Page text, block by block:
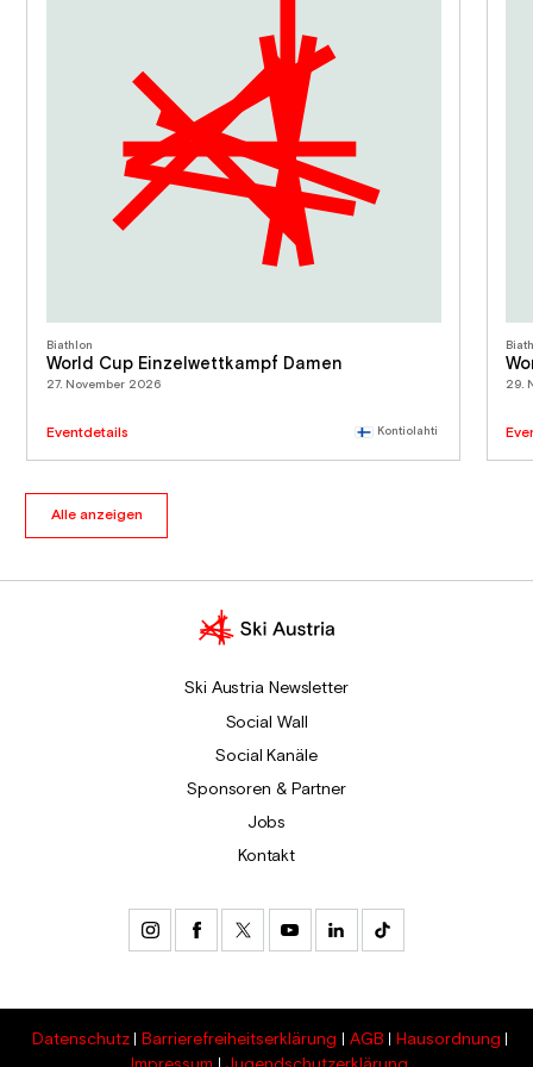
Biathlon
World Cup Einzelwettkampf Damen
27. November 2026
Eventdetails Kontiolahti
29.
Alle anzeigen
Ski Austria Newsletter
Social Wall
Social Kanäle
Sponsoren & Partner
Jobs
Kontakt
Datenschutz Barrierefreiheitserklärung AGB
Hausordnung